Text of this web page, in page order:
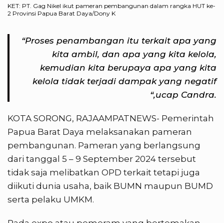
KET: PT. Gag Nikel ikut pameran pembangunan dalam rangka HUT ke-
2 Provinsi Papua Barat Daya/Dony K
“Proses penambangan itu terkait apa yang
kita ambil, dan apa yang kita kelola,
kemudian kita berupaya apa yang kita
kelola tidak terjadi dampak yang negatif
“,ucap Candra.
KOTA SORONG, RAJAAMPATNEWS- Pemerintah
Papua Barat Daya melaksanakan pameran
pembangunan. Pameran yang berlangsung
dari tanggal 5 – 9 September 2024 tersebut
tidak saja melibatkan OPD terkait tetapi juga
diikuti dunia usaha, baik BUMN maupun BUMD
serta pelaku UMKM.